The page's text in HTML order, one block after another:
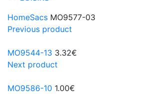
HomeSacs MO9577-03
Previous product
MO9544-13 3.32€
Next product
MO9586-10 1.00€